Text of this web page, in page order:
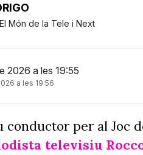
Món de la Tele i Next
2026 a les 19:55
a les 19:56
conductor per al Joc
televisiu